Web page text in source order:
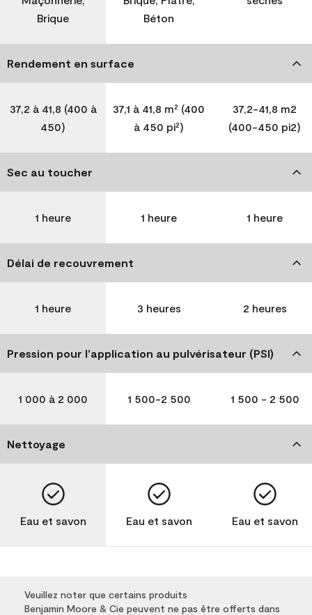
Brique
Béton
Rendement en surface
37,2 à 41,8 (400 à
450)
37,1 à 41,8 m² (400
à 450 pi²)
37,2-41,8 m2
(400-450 pi2)
Sec au toucher
1 heure 1 heure 1 heure
Délai de recouvrement
1 heure 3 heures 2 heures
Pression pour l’application au pulvérisateur (PSI)
1 000 à 2 000 1 500-2 500 1 500 - 2 500
Nettoyage
Eau et savon Eau et savon Eau et savon
Veuillez noter que certains produits
Benjamin Moore & Cie peuvent ne pas être offerts dans